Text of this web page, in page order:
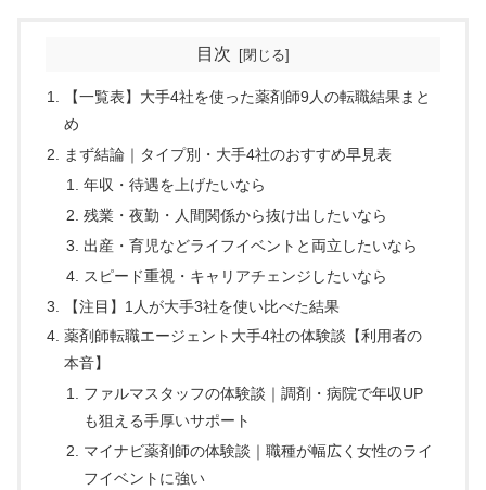
目次
【一覧表】大手4社を使った薬剤師9人の転職結果まと
め
まず結論｜タイプ別・大手4社のおすすめ早見表
年収・待遇を上げたいなら
残業・夜勤・人間関係から抜け出したいなら
出産・育児などライフイベントと両立したいなら
スピード重視・キャリアチェンジしたいなら
【注目】1人が大手3社を使い比べた結果
薬剤師転職エージェント大手4社の体験談【利用者の
本音】
ファルマスタッフの体験談｜調剤・病院で年収UP
も狙える手厚いサポート
マイナビ薬剤師の体験談｜職種が幅広く女性のライ
フイベントに強い